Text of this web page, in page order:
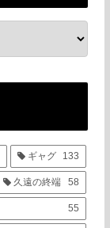
ギャグ 133
久遠の終端 58
55